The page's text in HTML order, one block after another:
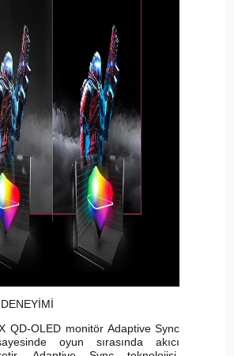
QD-OLED monitör Adaptive Sync
oyun sırasında akıcı